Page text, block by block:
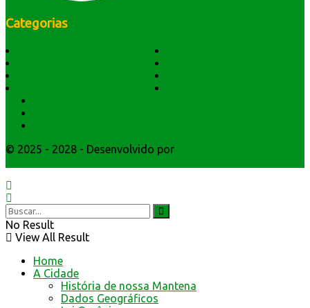
Categorias
© 2025 - 2028 - Desenvolvido por
No Result
View All Result
Home
A Cidade
História de nossa Mantena
Dados Geográficos